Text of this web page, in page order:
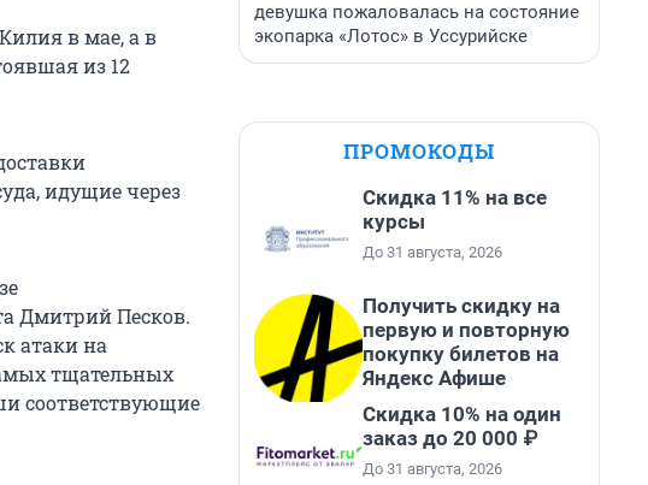
в мае, а в
из 12
идущие через
Дмитрий Песков.
атаки на
тщательных
соответствующие
девушка пожаловалась на состояние
экопарка «Лотос» в Уссурийске
ПРОМОКОДЫ
Скидка 11% на все
курсы
До 31 августа, 2026
Получить скидку на
первую и повторную
покупку билетов на
Яндекс Афише
Скидка 10% на один
заказ до 20 000 ₽
До 31 августа, 2026